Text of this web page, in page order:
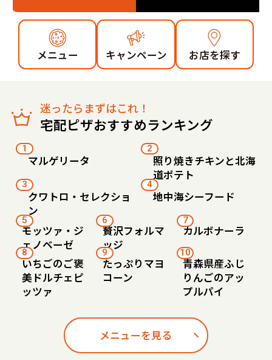
メニュー キャンペーン お店を探す
迷ったらまずはこれ！
宅配ピザおすすめランキング
1
マルゲリータ
2
照り焼きチキンと北海
道ポテト
3
クワトロ・セレクショ
ン
4
地中海シーフード
5
モッツァ・ジ
ェノベーゼ
6
贅沢フォルマ
ッジ
7
カルボナーラ
8
いちごのご褒
美ドルチェピ
ッツァ
9
たっぷりマヨ
コーン
10
青森県産ふじ
りんごのアッ
プルパイ
メニューを見る